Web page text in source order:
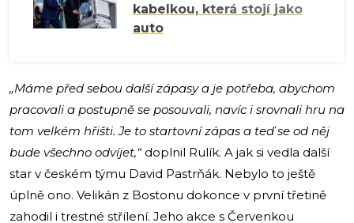
kabelkou, která stojí jako
auto
„Máme před sebou další zápasy a je potřeba, abychom
pracovali a postupně se posouvali, navíc i srovnali hru na
tom velkém hřišti. Je to startovní zápas a teď se od něj
bude všechno odvíjet,“doplnil Rulík. A jak si vedla další
star v českém týmu David Pastrňák. Nebylo to ještě
úplně ono. Velikán z Bostonu dokonce v první třetině
zahodil i trestné střílení. Jeho akce s Červenkou